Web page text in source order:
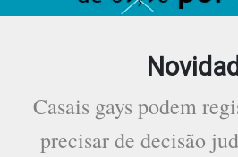
Casais gays podem
precisar de decisão